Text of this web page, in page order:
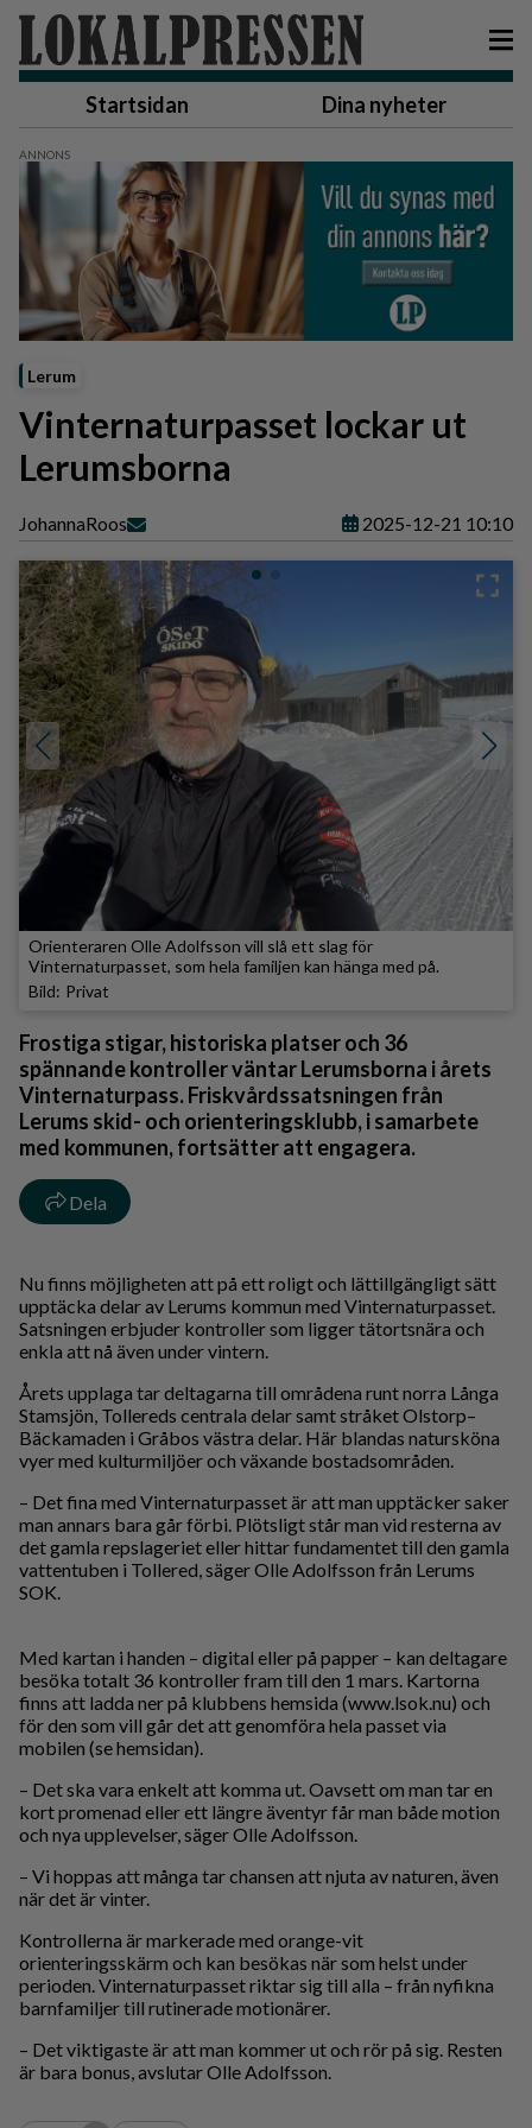
Startsidan Dina nyheter
Lerum
Vinternaturpasset lockar ut
Lerumsborna
JohannaRoos 2025-12-21 10:10
Orienteraren Olle Adolfsson vill slå ett slag för
Vinternaturpasset, som hela familjen kan hänga med på.
Privat
Frostiga stigar, historiska platser och 36
spännande kontroller väntar Lerumsborna i årets
Vinternaturpass. Friskvårdssatsningen från
Lerums skid- och orienteringsklubb, i samarbete
med kommunen, fortsätter att engagera.
Dela
Nu finns möjligheten att på ett roligt och lättillgängligt sätt
upptäcka delar av Lerums kommun med Vinternaturpasset.
Satsningen erbjuder kontroller som ligger tätortsnära och
enkla att nå även under vintern.
Årets upplaga tar deltagarna till områdena runt norra Långa
Stamsjön, Tollereds centrala delar samt stråket Olstorp–
Bäckamaden i Gråbos västra delar. Här blandas natursköna
vyer med kulturmiljöer och växande bostadsområden.
– Det fina med Vinternaturpasset är att man upptäcker saker
man annars bara går förbi. Plötsligt står man vid resterna av
det gamla repslageriet eller hittar fundamentet till den gamla
vattentuben i Tollered, säger Olle Adolfsson från Lerums
SOK.
Med kartan i handen – digital eller på papper – kan deltagare
besöka totalt 36 kontroller fram till den 1 mars. Kartorna
finns att ladda ner på klubbens hemsida (www.lsok.nu) och
för den som vill går det att genomföra hela passet via
mobilen (se hemsidan).
– Det ska vara enkelt att komma ut. Oavsett om man tar en
kort promenad eller ett längre äventyr får man både motion
och nya upplevelser, säger Olle Adolfsson.
– Vi hoppas att många tar chansen att njuta av naturen, även
när det är vinter.
Kontrollerna är markerade med orange-vit
orienteringsskärm och kan besökas när som helst under
perioden. Vinternaturpasset riktar sig till alla – från nyfikna
barnfamiljer till rutinerade motionärer.
– Det viktigaste är att man kommer ut och rör på sig. Resten
är bara bonus, avslutar Olle Adolfsson.